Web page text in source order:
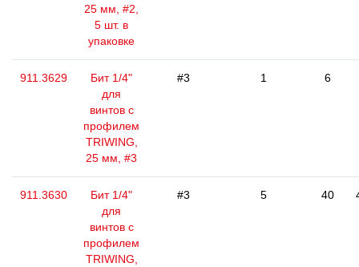
25 мм, #2,
5 шт. в
упаковке
911.3629
Бит 1/4"
для
винтов с
профилем
TRIWING,
25 мм, #3
#3 1 6
911.3630
Бит 1/4"
для
винтов с
профилем
TRIWING,
#3 5 40